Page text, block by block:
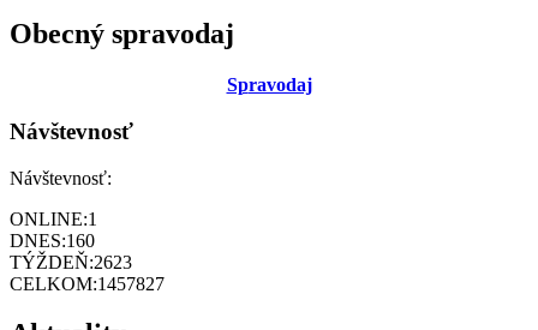
Obecný spravodaj
Spravodaj
Návštevnosť
Návštevnosť:
ONLINE:1
DNES:160
TÝŽDEŇ:2623
CELKOM:1457827